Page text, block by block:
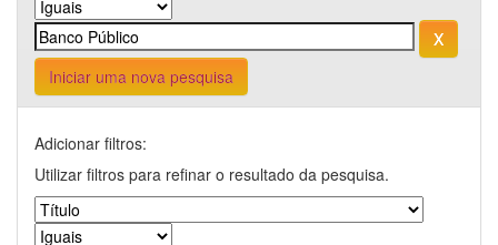
Iniciar uma nova pesquisa
Adicionar filtros:
Utilizar filtros para refinar o resultado da pesquisa.